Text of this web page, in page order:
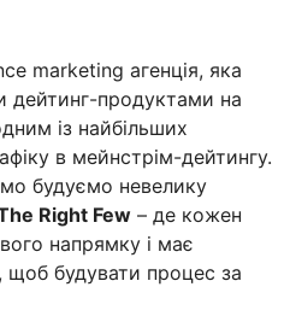
marketing агенція, яка
дейтинг-продуктами на
із найбільших
в мейнстрім-дейтингу.
будуємо невелику
Right Few – де кожен
напрямку і має
щоб будувати процес за